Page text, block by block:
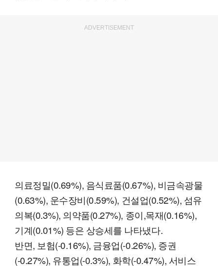
ADVERTISEMENT
의료정밀(0.69%), 음식료품(0.67%), 비금속광물
(0.63%), 운수장비(0.59%), 건설업(0.52%), 섬유
의복(0.3%), 의약품(0.27%), 종이,목재(0.16%),
기계(0.01%) 등은 상승세를 나타냈다.
반면, 보험(-0.16%), 금융업(-0.26%), 증권
(-0.27%), 유통업(-0.3%), 화학(-0.47%), 서비스